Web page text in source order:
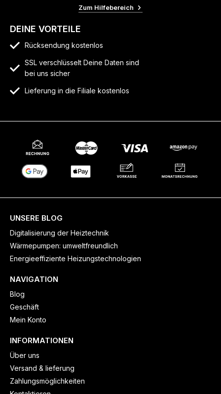
Zum Hilfebereich
DEINE VORTEILE
Rücksendung kostenlos
SSL verschlüsselt Deine Daten sind
bei uns sicher
Lieferung in die Filiale kostenlos
UNSERE BLOG
Digitalisierung der Heiztechnik
Wärmepumpen: umweltfreundlich
Energieeffiziente Heizungstechnologien
NAVIGATION
Blog
Geschäft
Mein Konto
INFORMATIONEN
Über uns
Versand & lieferung
Zahlungsmöglichkeiten